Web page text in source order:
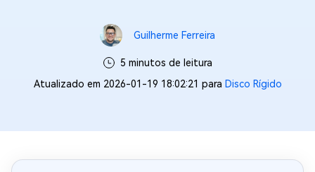
Guilherme Ferreira
5 minutos de leitura
Atualizado em 2026-01-19 18:02:21 para Disco Rígido